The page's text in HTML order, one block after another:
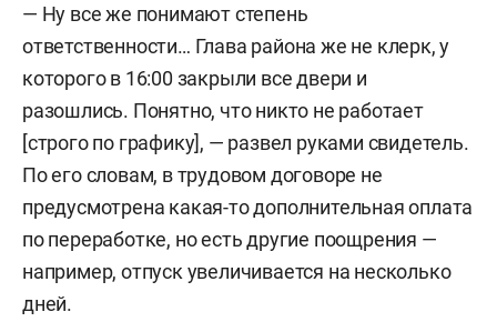
Альбертом Шараповым. Зная, что на балансе
администрации был Ford Mondeo, Миронов
якобы дал указание Карапузову трудоустроить
водителем на данный Ford брата Шарапова. За
два года, с февраля 2020-го по апрель 2022-го,
брат Шарапова получил на карту 348 тыс. рублей
— это была зарплата за работу водителем Ford
(обвинение, напомним, уверено, что он был
трудоустроен фиктивно). Более того, МУП
заплатило за него налоги еще на 106 тыс.
— Ну все же понимают степень
ответственности… Глава района же не клерк, у
которого в 16:00 закрыли все двери и
разошлись. Понятно, что никто не работает
[строго по графику], — развел руками свидетель.
По его словам, в трудовом договоре не
предусмотрена какая-то дополнительная оплата
по переработке, но есть другие поощрения —
например, отпуск увеличивается на несколько
дней.